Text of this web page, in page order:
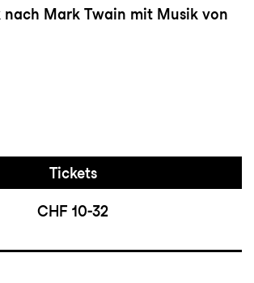
nach Mark Twain mit Musik von
Tickets
CHF 10-32